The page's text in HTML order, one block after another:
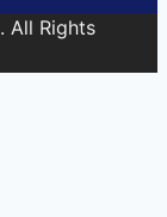
. All Rights